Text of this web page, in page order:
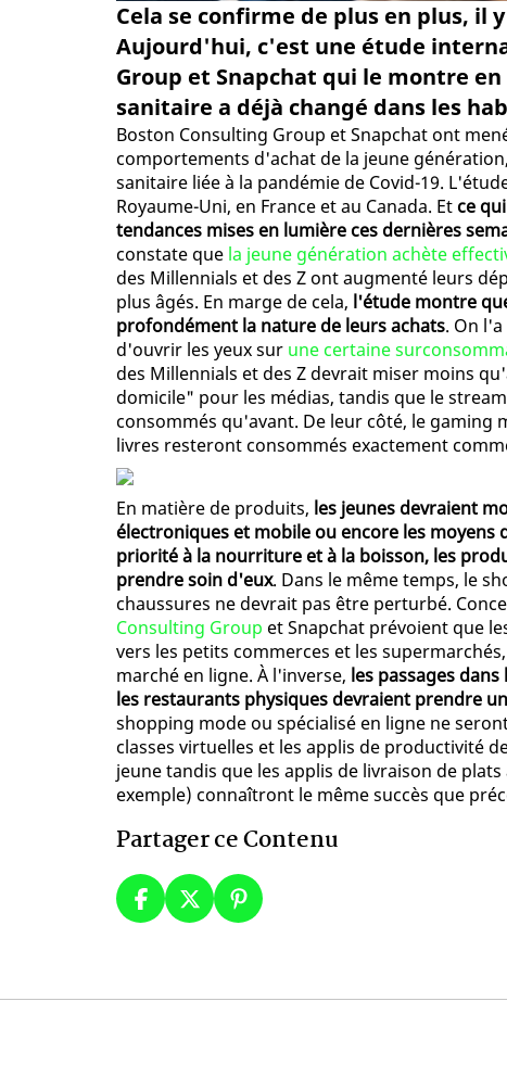
Cela se confirme de plus en plus, il
Aujourd'hui, c'est une étude
Group et Snapchat qui le montre
sanitaire a déjà changé dans les
Boston Consulting Group et Snapchat ont
comportements d'achat de la jeune
sanitaire liée à la pandémie de Covid-19.
Royaume-Uni, en France et au Canada. Et ce
tendances mises en lumière ces dernières
constate que la jeune génération achète
des Millennials et des Z ont augmenté leurs
plus âgés. En marge de cela, l'étude montre
profondément la nature de leurs achats. On
d'ouvrir les yeux sur une certaine
des Millennials et des Z devrait miser moins
domicile" pour les médias, tandis que le
consommés qu'avant. De leur côté, le gaming
livres resteront consommés exactement
En matière de produits, les jeunes devraient
électroniques et mobile ou encore les
priorité à la nourriture et à la boisson, les
prendre soin d'eux. Dans le même temps, le
chaussures ne devrait pas être perturbé.
Consulting Group et Snapchat prévoient que
vers les petits commerces et les
marché en ligne. À l'inverse, les passages
les restaurants physiques devraient prendre
shopping mode ou spécialisé en ligne ne
classes virtuelles et les applis de productivité
jeune tandis que les applis de livraison de
exemple) connaîtront le même succès que
Partager ce Contenu